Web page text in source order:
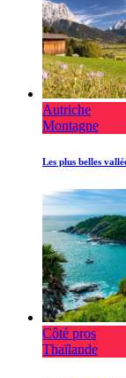
Autriche
Montagne
Les plus belles
Côté pros
Thaïlande